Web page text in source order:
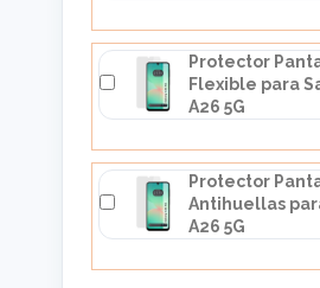
Protector
Flexible para
A26 5G
Protector
Antihuellas
A26 5G